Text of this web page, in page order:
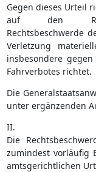
Gegen dieses Urteil
auf den
Rechtsbeschwerde
Verletzung
insbesondere
Fahrverbotes richtet.
Die
unter ergänzenden
II.
Die
zumindest vorläufig
amtsgerichtlichen